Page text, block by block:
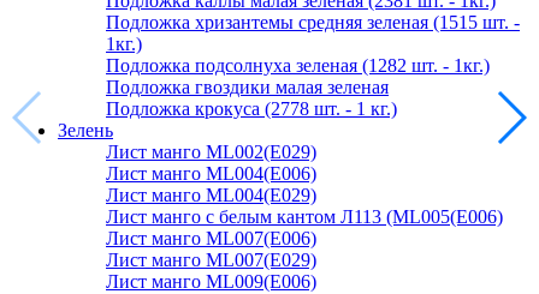
Подложка хризантемы средняя зеленая (1515 шт. -
1кг.)
Подложка подсолнуха зеленая (1282 шт. - 1кг.)
Подложка гвоздики малая зеленая
Подложка крокуса (2778 шт. - 1 кг.)
Зелень
Лист манго ML002(E029)
Лист манго ML004(E006)
Лист манго ML004(E029)
Лист манго с белым кантом Л113 (ML005(E006)
Лист манго ML007(E006)
Лист манго ML007(E029)
Лист манго ML009(E006)